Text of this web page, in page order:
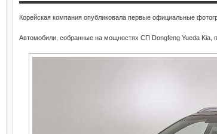
Корейская компания опубликовала первые официальные
Автомобили, собранные на мощностях СП Dongfeng Yueda Kia,